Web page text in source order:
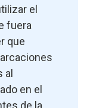
el
fuera
que
al
en el
de la